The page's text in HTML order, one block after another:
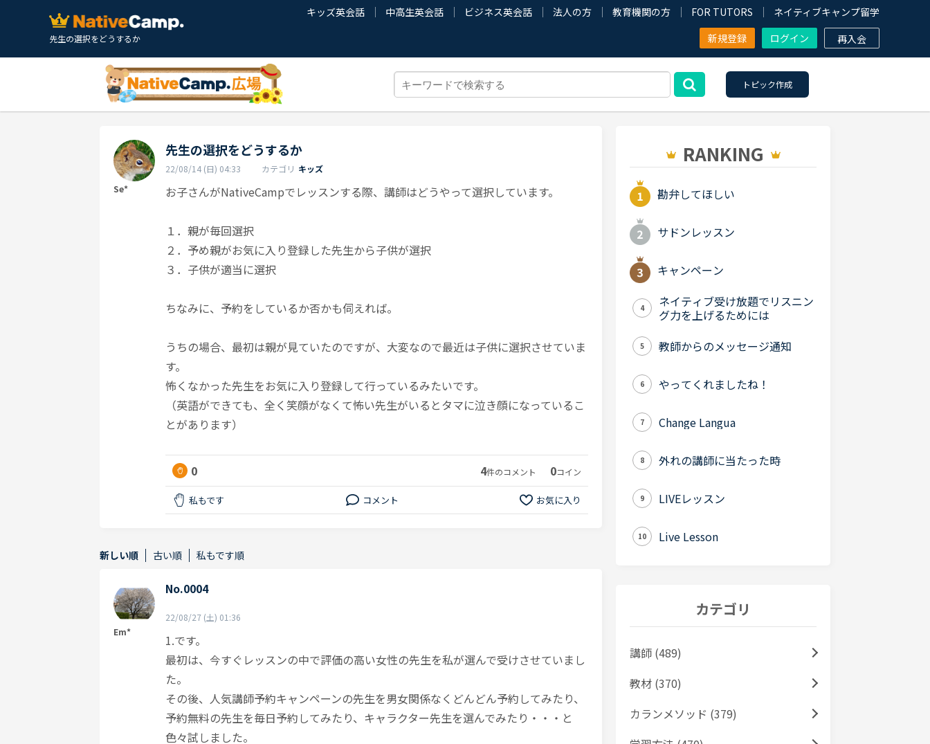
先生の選択をどうするか
キッズ英会話 中高生英会話 ビジネス英会話 法人の方 教育機関の方 FOR TUTORS
ネイティブキャンプ留学
新規登録
ログイン 再入会
トピック作成
Se*
先生の選択をどうするか
22/08/14 (日) 04:33 カテゴリ キッズ
お子さんがNativeCampでレッスンする際、講師はどうやって選択しています。
１．親が毎回選択
２．予め親がお気に入り登録した先生から子供が選択
３．子供が適当に選択
ちなみに、予約をしているか否かも伺えれば。
うちの場合、最初は親が見ていたのですが、大変なので最近は子供に選択させていま
す。
怖くなかった先生をお気に入り登録して行っているみたいです。
（英語ができても、全く笑顔がなくて怖い先生がいるとタマに泣き顔になっているこ
とがあります）
0 4件のコメント 0コイン
私もです コメント お気に入り
新しい順 古い順 私もです順
Em*
No.0004
22/08/27 (土) 01:36
1.です。
最初は、今すぐレッスンの中で評価の高い女性の先生を私が選んで受けさせていまし
た。
その後、人気講師予約キャンペーンの先生を男女関係なくどんどん予約してみたり、
予約無料の先生を毎日予約してみたり、キャラクター先生を選んでみたり・・・と
色々試しました。
RANKING
勘弁してほしい
サドンレッスン
キャンペーン
4
ネイティブ受け放題でリスニン
グ力を上げるためには
5 教師からのメッセージ通知
6 やってくれましたね！
7 Change Langua
8 外れの講師に当たった時
9 LIVEレッスン
10 Live Lesson
カテゴリ
講師 (489)
教材 (370)
カランメソッド (379)